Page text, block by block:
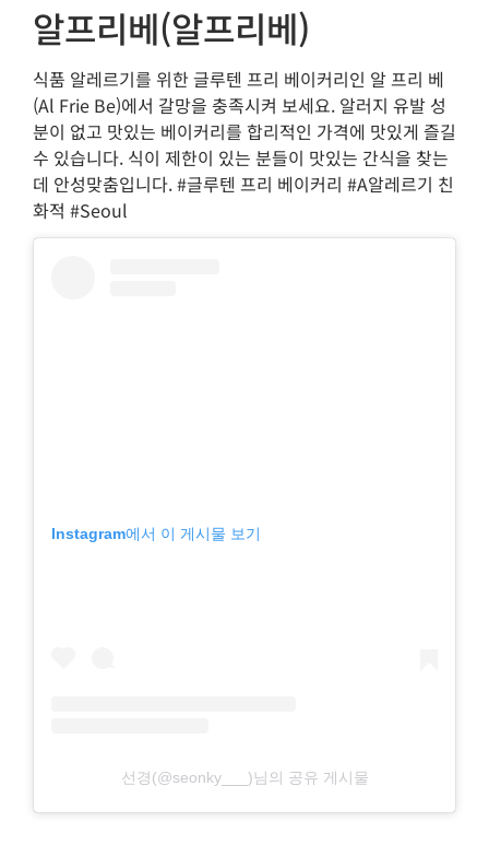
알프리베(알프리베)
식품 알레르기를 위한 글루텐 프리 베이커리인 알 프리 베
(Al Frie Be)에서 갈망을 충족시켜 보세요. 알러지 유발 성
분이 없고 맛있는 베이커리를 합리적인 가격에 맛있게 즐길
수 있습니다. 식이 제한이 있는 분들이 맛있는 간식을 찾는
데 안성맞춤입니다. #글루텐 프리 베이커리 #A알레르기 친
화적 #Seoul
Instagram에서 이 게시물 보기
선경(@seonky___)님의 공유 게시물